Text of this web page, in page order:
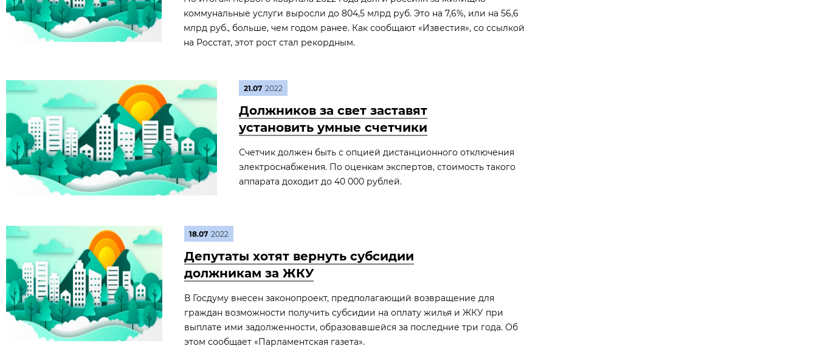
коммунальные услуги выросли до 804,5 млрд руб. Это на 7,6%, или на 56,6
млрд руб., больше, чем годом ранее. Как сообщают «Известия», со ссылкой
на Росстат, этот рост стал рекордным.
21.07 2022
Должников за свет заставят
установить умные счетчики
Счетчик должен быть с опцией дистанционного отключения
электроснабжения. По оценкам экспертов, стоимость такого
аппарата доходит до 40 000 рублей.
18.07 2022
Депутаты хотят вернуть субсидии
должникам за ЖКУ
В Госдуму внесен законопроект, предполагающий возвращение для
граждан возможности получить субсидии на оплату жилья и ЖКУ при
выплате ими задолженности, образовавшейся за последние три года. Об
этом сообщает «Парламентская газета».